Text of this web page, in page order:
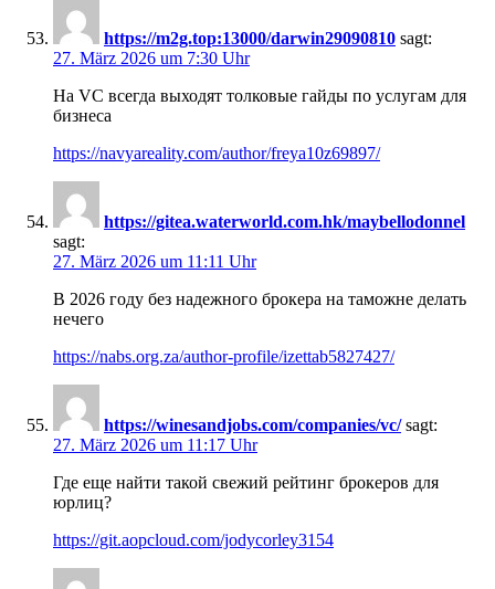
https://m2g.top:13000/darwin29090810 sagt:
27. März 2026 um 7:30 Uhr
На VC всегда выходят толковые гайды по услугам для
бизнеса
https://navyareality.com/author/freya10z69897/
https://gitea.waterworld.com.hk/maybellodonnel
sagt:
27. März 2026 um 11:11 Uhr
В 2026 году без надежного брокера на таможне делать
нечего
https://nabs.org.za/author-profile/izettab5827427/
https://winesandjobs.com/companies/vc/ sagt:
27. März 2026 um 11:17 Uhr
Где еще найти такой свежий рейтинг брокеров для
юрлиц?
https://git.aopcloud.com/jodycorley3154